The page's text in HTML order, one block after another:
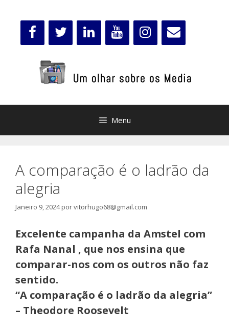
Menu
A comparação é o ladrão da
alegria
Janeiro 9, 2024porvitorhugo68@gmail.com
Excelente campanha da Amstel com
Rafa Nanal , que nos ensina que
comparar-nos com os outros não faz
sentido.
“A comparação é o ladrão da alegria”
– Theodore Roosevelt